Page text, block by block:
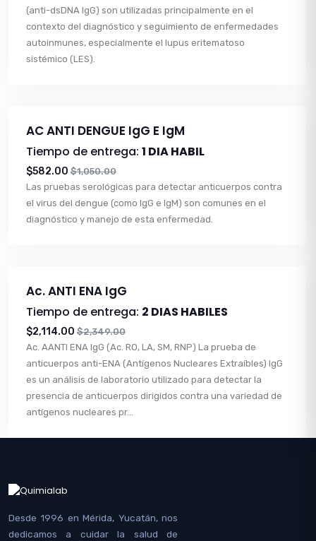
(anti-dsDNA IgG) son utilizadas principalmente en el
contexto del diagnóstico y seguimiento de enfermedades
autoinmunes, especialmente el lupus eritematoso
sistémico (LES).
AC ANTI DENGUE IgG E IgM
Tiempo de entrega: 1 DIA HABIL
$582.00 $1,050.00
Las pruebas serológicas para detectar anticuerpos contra
el virus del dengue (como IgG e IgM) son comunes en el
diagnóstico y manejo de esta enfermedad.
Ac. ANTI ENA IgG
Tiempo de entrega: 2 DIAS HABILES
$2,114.00 $2,349.00
Ac. AANTI ENA IgG (Ac. RO, LA, SM, RNP) La prueba de
anticuerpos anti-ENA (Antígenos Nucleares Extraíbles) IgG
es un análisis de laboratorio utilizado para detectar la
presencia de anticuerpos dirigidos contra una variedad de
antígenos nucleares pr...
Desde 1996 en Mérida, Yucatán, nos
dedicamos a cuidar la salud de